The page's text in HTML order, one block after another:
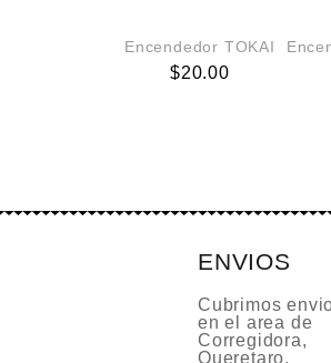
Encendedor TOKAI
$20.00
ENVIOS
Cubrimos
en el area de
Corregidora,
Queretaro,